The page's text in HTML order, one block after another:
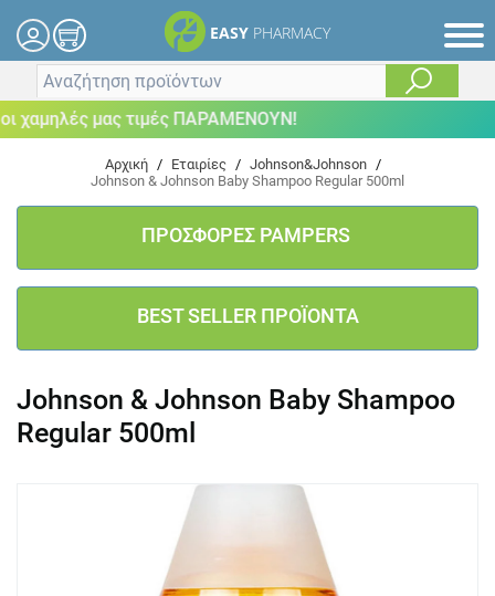
EASY PHARMACY
μας τιμές ΠΑΡΑΜΕΝΟΥΝ!
Αρχική / Εταιρίες / Johnson&Johnson /
Johnson & Johnson Baby Shampoo Regular 500ml
ΠΡΟΣΦΟΡΕΣ PAMPERS
BEST SELLER ΠΡΟΪΟΝΤΑ
Johnson & Johnson Baby Shampoo
Regular 500ml